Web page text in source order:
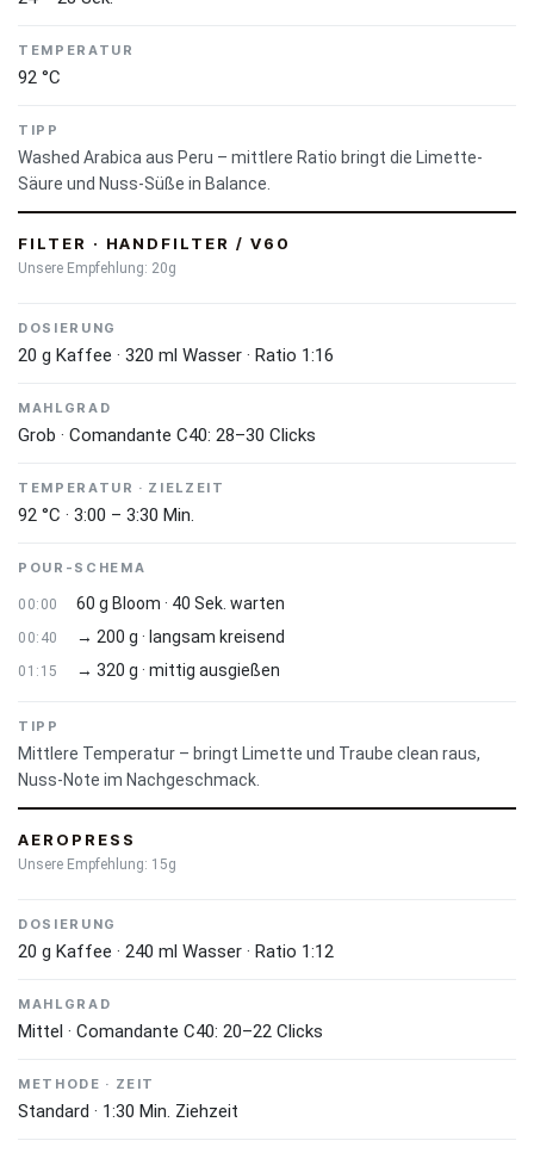
lösen. Danach werden die Bohnen gewaschen und getrocknet. Das
Dieser Kaffee stammt von der
Esperanza) in der Region Villa Rica, Peru – einem der
eingebettet zwischen Andenhochland und Amazonas-
Regenwald.
Die Kleinbauern der Kooperative bewirtschaften ihre
Parzellen auf vulkanischen Böden in Höhenlagen zwischen
biologischen Anbau und direkte Handelsbeziehungen – jeder
Sack Rohkaffee lässt sich bis zum einzelnen Farmer
zurückverfolgen.
Villa Rica ist bekannt für seine klaren, sauberen Tassen mit
Eleganz peruanischen Hochlandkaffees auf den Punkt
bringt.
TEMPERATUR
92 °C
TIPP
Washed Arabica aus Peru – mittlere Ratio bringt die Limette-
Säure und Nuss-Süße in Balance.
FILTER · HANDFILTER / V60
Unsere Empfehlung: 20g
DOSIERUNG
20 g Kaffee · 320 ml Wasser · Ratio 1:16
MAHLGRAD
Grob · Comandante C40: 28–30 Clicks
TEMPERATUR · ZIELZEIT
92 °C · 3:00 – 3:30 Min.
POUR-SCHEMA
00:00 60 g Bloom · 40 Sek. warten
00:40 → 200 g · langsam kreisend
01:15 → 320 g · mittig ausgießen
TIPP
Mittlere Temperatur – bringt Limette und Traube clean raus,
Nuss-Note im Nachgeschmack.
AEROPRESS
Unsere Empfehlung: 15g
DOSIERUNG
20 g Kaffee · 240 ml Wasser · Ratio 1:12
MAHLGRAD
Mittel · Comandante C40: 20–22 Clicks
METHODE · ZEIT
Standard · 1:30 Min. Ziehzeit